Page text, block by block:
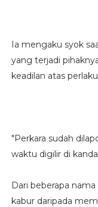
Ia mengaku syok
yang terjadi
keadilan atas
"Perkara sudah
waktu digilir di
Dari beberapa
kabur daripada